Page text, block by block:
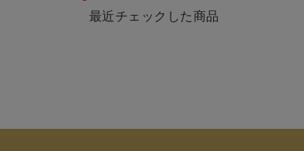
最近チェックした商品